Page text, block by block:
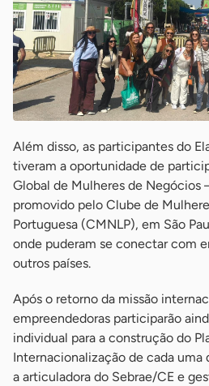
Além disso, as participantes do
tiveram a oportunidade de
Global de Mulheres de Negócios
promovido pelo Clube de
Portuguesa (CMNLP), em São
onde puderam se conectar com
outros países.
Após o retorno da missão
empreendedoras participarão
individual para a construção do
Internacionalização de cada uma
a articuladora do Sebrae/CE e